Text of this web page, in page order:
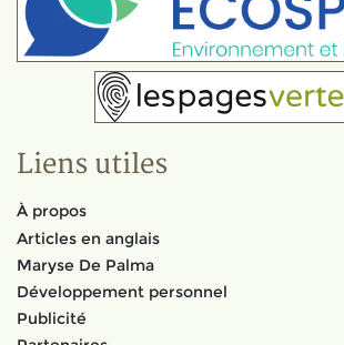
Liens utiles
À propos
Articles en anglais
Maryse De Palma
Développement personnel
Publicité